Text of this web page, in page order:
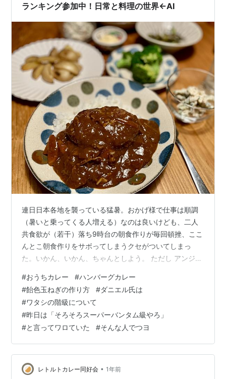
ランキング参加中！日常と料理の世界←AI
連日日本各地を襲っている猛暑。おかげ様で仕事は順調
（暑いと乗ってくる人増える）なのは良いけども、二人
共食欲が（若干）落ち9時台の朝食作りが毎回頓挫、ここ
んとこ朝食作りをサボってしまうクセがついてしまっ
た。いかん、いかん、ちゃんとしよう。 ただし アンジー
は...となっていた矢先。今は食欲減退のお陰で少しだけ
減量気味でもあるので朝食作りの完全復活には正直迷う
部分もある。何せこっちに来た当時は30キロ台からのス
タート。「1年で太らせてやる！！」の目標は確かにクリ
アし健康安全圏を無事確保はしたが、これは女子のみの
アトム級以下から見ると4階級制覇が見えて…
#おうちカレー #ハンバーグカレー
#飴色玉ねぎの作り方 #ダニエル氏は
#ワタシの階級について
#昨日は「そろそろスーパーバンタム級やろ」
#と言ってワロていた #そんな人でつヨ
レトルトカレー同好会 • 1年前